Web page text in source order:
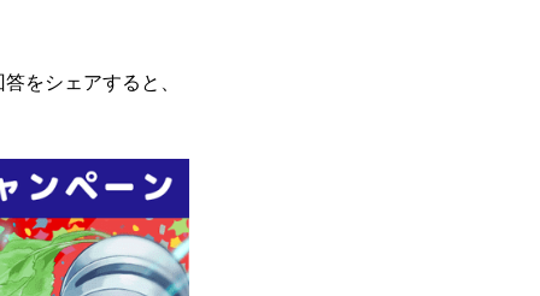
をシェアすると、